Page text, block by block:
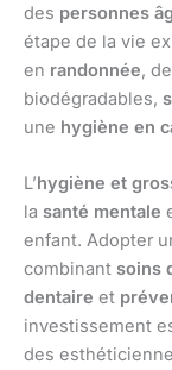
des personnes
étape de la vie
en randonnée,
biodégradables,
une hygiène en
L’hygiène et
la santé mentale
enfant. Adopter
combinant soins
dentaire et
investissement
des